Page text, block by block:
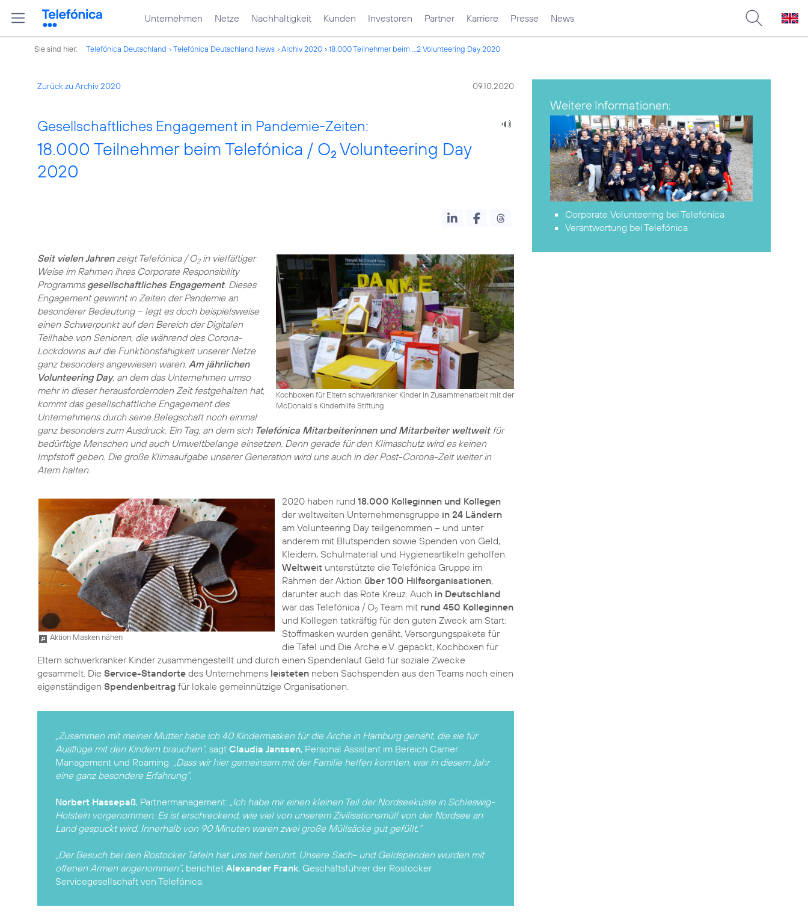
Unternehmen Netze Nachhaltigkeit Kunden Investoren Partner Karriere Presse News
Sie sind hier: Telefónica Deutschland Telefónica Deutschland News Archiv 2020 18.000 Teilnehmer beim ...2 Volunteering Day 2020
Zurück zu Archiv 2020 09.10.2020
Gesellschaftliches Engagement in Pandemie-Zeiten:
18.000 Teilnehmer beim Telefónica / O2 Volunteering Day
2020
Kochboxen für Eltern schwerkranker Kinder in Zusammenarbeit mit der
McDonald‘s Kinderhilfe Stiftung
Seit vielen Jahrenzeigt Telefónica / O2in vielfältiger
Weise im Rahmen ihres Corporate Responsibility
Programms gesellschaftliches Engagement. Dieses
Engagement gewinnt in Zeiten der Pandemie an
besonderer Bedeutung – legt es doch beispielsweise
einen Schwerpunkt auf den Bereich der Digitalen
Teilhabe von Senioren, die während des Corona-
Lockdowns auf die Funktionsfähigkeit unserer Netze
ganz besonders angewiesen waren. Am jährlichen
Volunteering Day, an dem das Unternehmen umso
mehr in dieser herausfordernden Zeit festgehalten hat,
kommt das gesellschaftliche Engagement des
Unternehmens durch seine Belegschaft noch einmal
ganz besonders zum Ausdruck. Ein Tag, an dem sich Telefónica Mitarbeiterinnen und Mitarbeiter weltweitfür
bedürftige Menschen und auch Umweltbelange einsetzen. Denn gerade für den Klimaschutz wird es keinen
Impfstoff geben. Die große Klimaaufgabe unserer Generation wird uns auch in der Post-Corona-Zeit weiter in
Atem halten.
Aktion Masken nähen
2020 haben rund 18.000 Kolleginnen und Kollegen
der weltweiten Unternehmensgruppe in 24 Ländern
am Volunteering Day teilgenommen – und unter
anderem mit Blutspenden sowie Spenden von Geld,
Kleidern, Schulmaterial und Hygieneartikeln geholfen.
Weltweit unterstützte die Telefónica Gruppe im
Rahmen der Aktion über 100 Hilfsorganisationen,
darunter auch das Rote Kreuz. Auch in Deutschland
war das Telefónica / O2Team mit rund 450 Kolleginnen
und Kollegen tatkräftig für den guten Zweck am Start:
Stoffmasken wurden genäht, Versorgungspakete für
die Tafel und Die Arche e.V. gepackt, Kochboxen für
Eltern schwerkranker Kinder zusammengestellt und durch einen Spendenlauf Geld für soziale Zwecke
gesammelt. Die Service-Standorte des Unternehmens leisteten neben Sachspenden aus den Teams noch einen
eigenständigen Spendenbeitrag für lokale gemeinnützige Organisationen.
„Zusammen mit meiner Mutter habe ich 40 Kindermasken für die Arche in Hamburg genäht, die sie für
Ausflüge mit den Kindern brauchen“, sagt Claudia Janssen, Personal Assistant im Bereich Carrier
Management und Roaming. „Dass wir hier gemeinsam mit der Familie helfen konnten, war in diesem Jahr
eine ganz besondere Erfahrung“.
Norbert Hassepaß, Partnermanagement: „Ich habe mir einen kleinen Teil der Nordseeküste in Schleswig-
Holstein vorgenommen. Es ist erschreckend, wie viel von unserem Zivilisationsmüll von der Nordsee an
Land gespuckt wird. Innerhalb von 90 Minuten waren zwei große Müllsäcke gut gefüllt.“
„Der Besuch bei den Rostocker Tafeln hat uns tief berührt. Unsere Sach- und Geldspenden wurden mit
offenen Armen angenommen“, berichtet Alexander Frank, Geschäftsführer der Rostocker
Weitere Informationen:
Corporate Volunteering bei Telefónica
Verantwortung bei Telefónica